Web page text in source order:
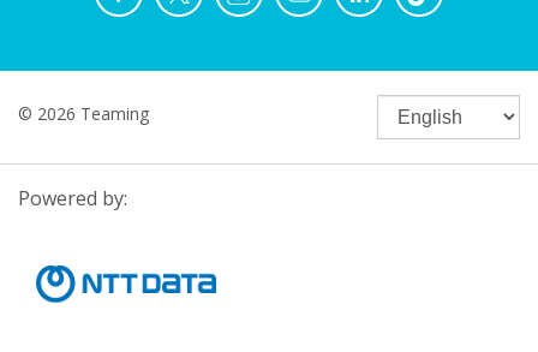
© 2026 Teaming
Powered by: